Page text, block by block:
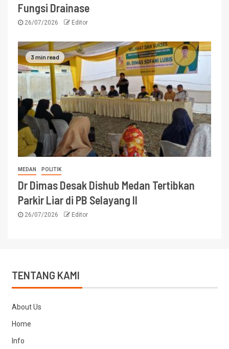
Fungsi Drainase
26/07/2026 Editor
3 min read
MEDAN POLITIK
Dr Dimas Desak Dishub Medan Tertibkan
Parkir Liar di PB Selayang II
26/07/2026 Editor
TENTANG KAMI
About Us
Home
Info